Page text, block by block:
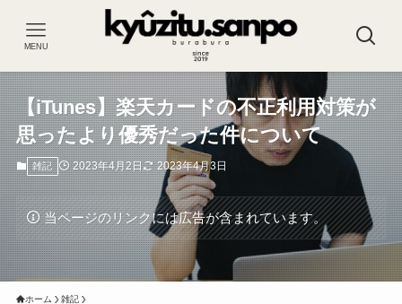
MENU
【iTunes】楽天カードの不正利用対策が
思ったより優秀だった件について
雑記 2023年4月2日 2023年4月3日
当ページのリンクには広告が含まれています。
ホーム 雑記